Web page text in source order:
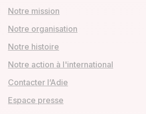
Notre mission
Notre organisation
Notre histoire
Notre action à l'international
Contacter l’Adie
Espace presse